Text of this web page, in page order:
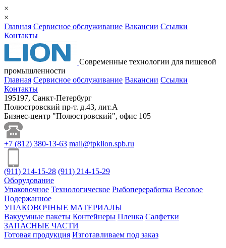
×
×
Главная Сервисное обслуживание Вакансии Ссылки
Контакты
Cовременные технологии для пищевой
промышленности
Главная Сервисное обслуживание Вакансии Ссылки
Контакты
195197, Санкт-Петербург
Полюстровский пр-т. д.43, лит.А
Бизнес-центр "Полюстровский", офис 105
+7 (812) 380-13-63 mail@tpklion.spb.ru
(911) 214-15-28 (911) 214-15-29
Оборудование
Упаковочное Технологическое Рыбопереработка Весовое
Подержанное
УПАКОВОЧНЫЕ МАТЕРИАЛЫ
Вакуумные пакеты Контейнеры Пленка Салфетки
ЗАПАСНЫЕ ЧАСТИ
Готовая продукция Изготавливаем под заказ